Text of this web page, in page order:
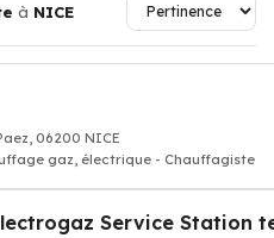
à NICE
06200 NICE
gaz, électrique - Chauffagiste